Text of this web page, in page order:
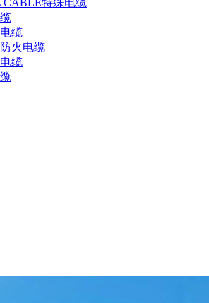
CABLE特殊电缆
缆
火电缆
缆